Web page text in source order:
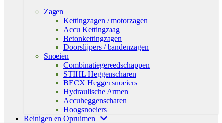
Zagen
Kettingzagen / motorzagen
Accu Kettingzaag
Betonkettingzagen
Doorslijpers / bandenzagen
Snoeien
Combinatiegereedschappen
STIHL Heggenscharen
BECX Heggensnoeiers
Hydraulische Armen
Accuheggenscharen
Hoogsnoeiers
Reinigen en Opruimen